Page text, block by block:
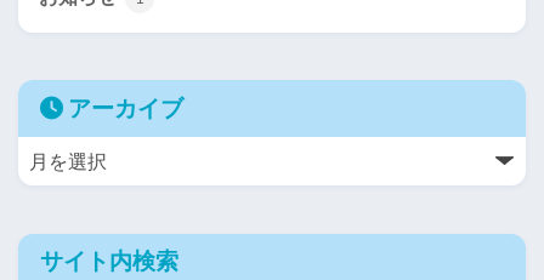
アーカイブ
サイト内検索